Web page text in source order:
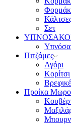
Σετ
Πιτζάμες
Αγόρι
Κορίτσι
Προίκα